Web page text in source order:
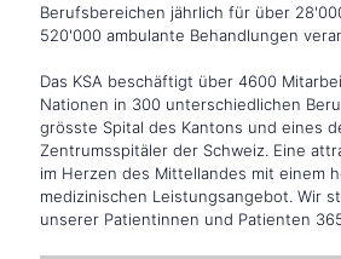
Berufsbereichen jährlich für über
520'000 ambulante Behandlungen
Das KSA beschäftigt über 4600
Nationen in 300 unterschiedlichen
grösste Spital des Kantons und eines
Zentrumsspitäler der Schweiz. Eine
im Herzen des Mittellandes mit einem
medizinischen Leistungsangebot. Wir
unserer Patientinnen und Patienten